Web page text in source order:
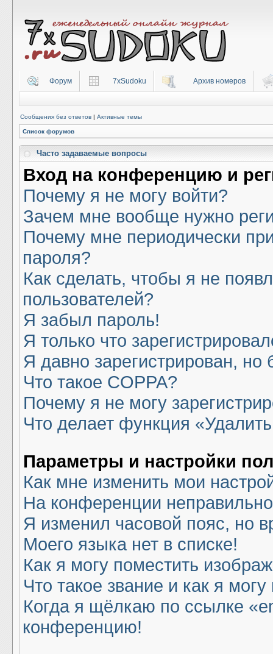
Форум 7xSudoku Архив номеров
Сообщения без ответов | Активные темы
Список форумов
Часто задаваемые вопросы
Вход на конференцию и
Почему я не могу войти?
Зачем мне вообще нужно
Почему мне периодически
пароля?
Как сделать, чтобы я не
пользователей?
Я забыл пароль!
Я только что
Я давно зарегистрирован,
Что такое COPPA?
Почему я не могу
Что делает функция
Параметры и настройки
Как мне изменить мои
На конференции
Я изменил часовой пояс, но
Моего языка нет в списке!
Как я могу поместить
Что такое звание и как я могу
Когда я щёлкаю по ссылке
конференцию!